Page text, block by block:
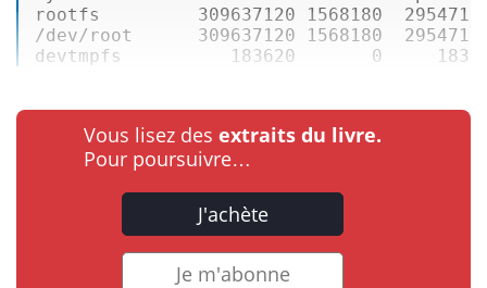
rootfs 309637120 1568180
/dev/root 309637120 1568180
devtmpfs
183620 0
Vous lisez des extraits du livre.
Pour poursuivre…
J'achète
Je m'abonne